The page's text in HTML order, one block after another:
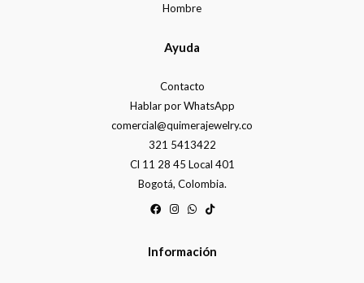
Hombre
Ayuda
Contacto
Hablar por WhatsApp
comercial@quimerajewelry.co
321 5413422
Cl 11 28 45 Local 401
Bogotá, Colombia.
Información